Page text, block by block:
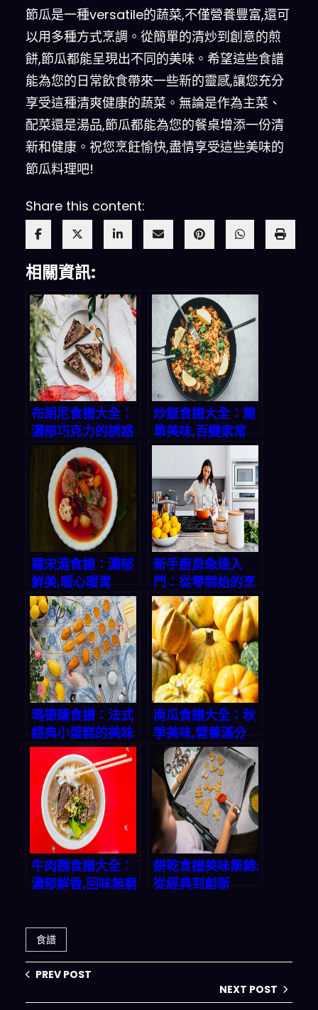
節瓜是一種versatile的蔬菜,不僅營養豐富,還可
以用多種方式烹調。從簡單的清炒到創意的煎
餅,節瓜都能呈現出不同的美味。希望這些食譜
能為您的日常飲食帶來一些新的靈感,讓您充分
享受這種清爽健康的蔬菜。無論是作為主菜、
配菜還是湯品,節瓜都能為您的餐桌增添一份清
新和健康。祝您烹飪愉快,盡情享受這些美味的
節瓜料理吧!
Share this content:
相關資訊:
布朗尼食譜大全：
濃郁巧克力的誘惑
炒飯食譜大全：簡
單美味,百變家常
羅宋湯食譜：濃郁
鮮美,暖心暖胃
新手廚房急速入
門：從零開始的烹
飪之旅
瑪德蓮食譜：法式
經典小蛋糕的美味
秘方
南瓜食譜大全：秋
季美味,營養滿分
牛肉麵食譜大全：
濃郁鮮香,回味無窮
餅乾食譜美味集錦:
從經典到創新
食譜
PREV POST
NEXT POST